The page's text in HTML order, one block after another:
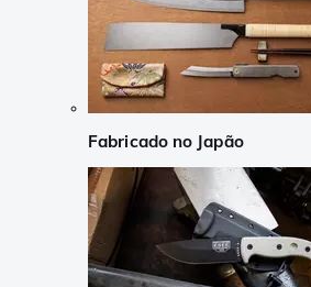
Fabricado no Japão